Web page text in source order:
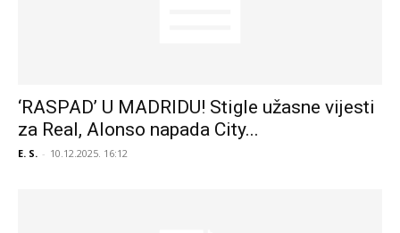
‘RASPAD’ U MADRIDU! Stigle užasne vijesti
za Real, Alonso napada City...
E. S. - 10.12.2025. 16:12